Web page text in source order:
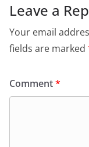
Leave a
Your email
fields are marked
Comment*